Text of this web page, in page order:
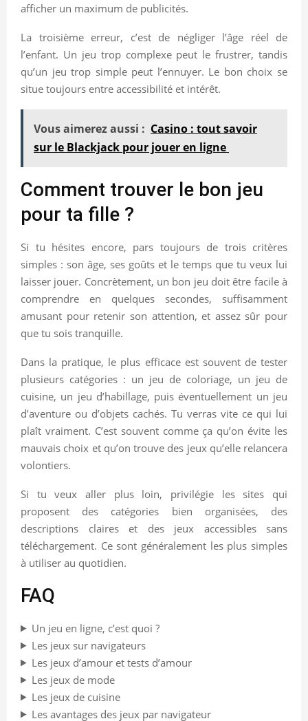
afficher un maximum de publicités.
La troisième erreur, c’est de négliger l’âge réel de
l’enfant. Un jeu trop complexe peut le frustrer, tandis
qu’un jeu trop simple peut l’ennuyer. Le bon choix se
situe toujours entre accessibilité et intérêt.
Vous aimerez aussi : Casino : tout savoir
sur le Blackjack pour jouer en ligne
Comment trouver le bon jeu
pour ta fille ?
Si tu hésites encore, pars toujours de trois critères
simples : son âge, ses goûts et le temps que tu veux lui
laisser jouer. Concrètement, un bon jeu doit être facile à
comprendre en quelques secondes, suffisamment
amusant pour retenir son attention, et assez sûr pour
que tu sois tranquille.
Dans la pratique, le plus efficace est souvent de tester
plusieurs catégories : un jeu de coloriage, un jeu de
cuisine, un jeu d’habillage, puis éventuellement un jeu
d’aventure ou d’objets cachés. Tu verras vite ce qui lui
plaît vraiment. C’est souvent comme ça qu’on évite les
mauvais choix et qu’on trouve des jeux qu’elle relancera
volontiers.
Si tu veux aller plus loin, privilégie les sites qui
proposent des catégories bien organisées, des
descriptions claires et des jeux accessibles sans
téléchargement. Ce sont généralement les plus simples
à utiliser au quotidien.
FAQ
Un jeu en ligne, c’est quoi ?
Les jeux sur navigateurs
Les jeux d’amour et tests d’amour
Les jeux de mode
Les jeux de cuisine
Les avantages des jeux par navigateur